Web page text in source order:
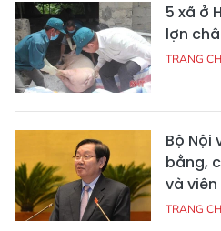
5 xã ở
lợn
TRANG
Bộ Nội
bằng,
và
TRANG